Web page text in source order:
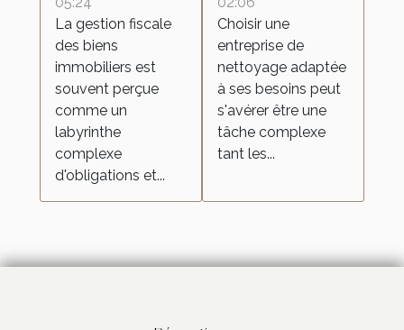
immobiliers
La gestion fiscale
des biens
immobiliers est
souvent perçue
comme un
labyrinthe
complexe
d'obligations et...
nettoyage
pour vos
besoins
Choisir une
entreprise de
nettoyage adaptée
à ses besoins peut
s'avérer être une
tâche complexe
tant les...